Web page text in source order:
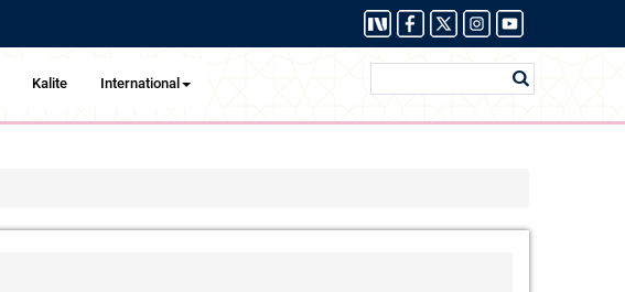
Kalite International